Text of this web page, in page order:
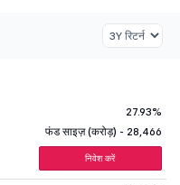
27.93%
फंड साइज़ (करोड़) - 28,466
निवेश करें